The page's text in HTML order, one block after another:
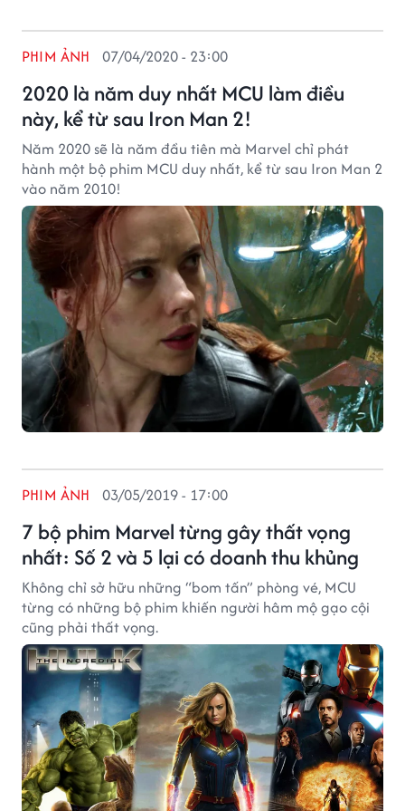
2020 là năm duy nhất MCU làm điều
này, kể từ sau Iron Man 2!
PHIM ẢNH 07/04/2020 - 23:00
Năm 2020 sẽ là năm đầu tiên mà Marvel chỉ phát
hành một bộ phim MCU duy nhất, kể từ sau Iron Man 2
vào năm 2010!
7 bộ phim Marvel từng gây thất vọng
nhất: Số 2 và 5 lại có doanh thu khủng
PHIM ẢNH 03/05/2019 - 17:00
Không chỉ sở hữu những “bom tấn” phòng vé, MCU
từng có những bộ phim khiến người hâm mộ gạo cội
cũng phải thất vọng.